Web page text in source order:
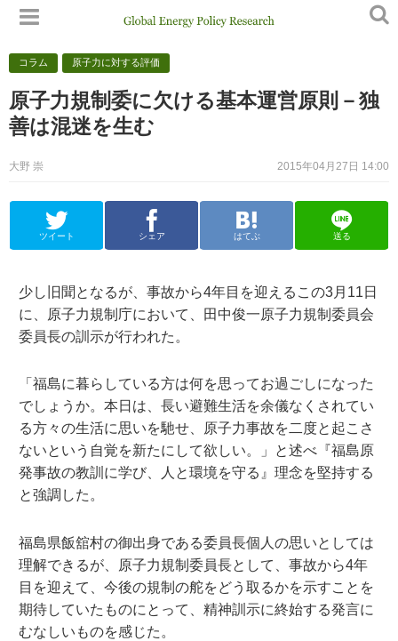
コラム 原子力に対する評価
原子力規制委に欠ける基本運営原則－独
善は混迷を生む
2015年04月27日 14:00
大野 崇
ツイート シェア はてぶ 送る
少し旧聞となるが、事故から4年目を迎えるこの3月11日
に、原子力規制庁において、田中俊一原子力規制委員会
委員長の訓示が行われた。
「福島に暮らしている方は何を思ってお過ごしになった
でしょうか。本日は、長い避難生活を余儀なくされてい
る方々の生活に思いを馳せ、原子力事故を二度と起こさ
ないという自覚を新たにして欲しい。」と述べ『福島原
発事故の教訓に学び、人と環境を守る』理念を堅持する
と強調した。
福島県飯舘村の御出身である委員長個人の思いとしては
理解できるが、原子力規制委員長として、事故から4年
目を迎えて、今後の規制の舵をどう取るかを示すことを
期待していたものにとって、精神訓示に終始する発言に
むなしいものを感じた。